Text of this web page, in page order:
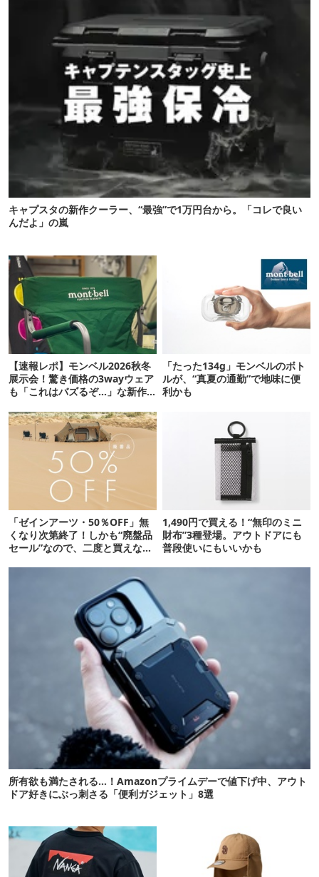
キャプスタの新作クーラー、“最強”で1万円台から。「コレで良い
んだよ」の嵐
【速報レポ】モンベル2026秋冬
展示会！驚き価格の3wayウェア
も「これはバズるぞ…」な新作
「たった134g」モンベルのボト
ルが、“真夏の通勤”で地味に便
利かも
「ゼインアーツ・50％OFF」無
くなり次第終了！しかも“廃盤品
セール”なので、二度と買えない
1,490円で買える！“無印のミニ
財布”3種登場。アウトドアにも
普段使いにもいいかも
所有欲も満たされる…！Amazonプライムデーで値下げ中、アウト
ドア好きにぶっ刺さる「便利ガジェット」8選